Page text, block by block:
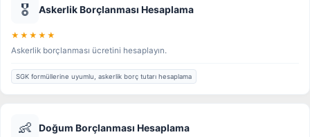
🎖️ Askerlik Borçlanması Hesaplama
★★★★★
Askerlik borçlanması ücretini hesaplayın.
SGK formüllerine uyumlu, askerlik borç tutarı hesaplama
👶 Doğum Borçlanması Hesaplama